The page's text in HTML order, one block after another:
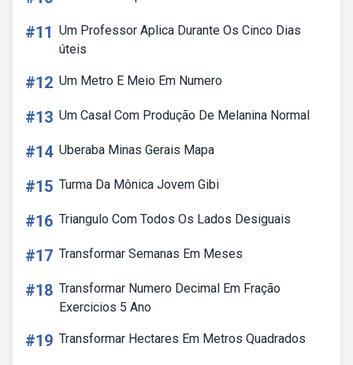
#11 Um Professor Aplica Durante Os Cinco Dias
úteis
#12 Um Metro E Meio Em Numero
#13 Um Casal Com Produção De Melanina Normal
#14 Uberaba Minas Gerais Mapa
#15 Turma Da Mônica Jovem Gibi
#16 Triangulo Com Todos Os Lados Desiguais
#17 Transformar Semanas Em Meses
#18 Transformar Numero Decimal Em Fração
Exercicios 5 Ano
#19 Transformar Hectares Em Metros Quadrados